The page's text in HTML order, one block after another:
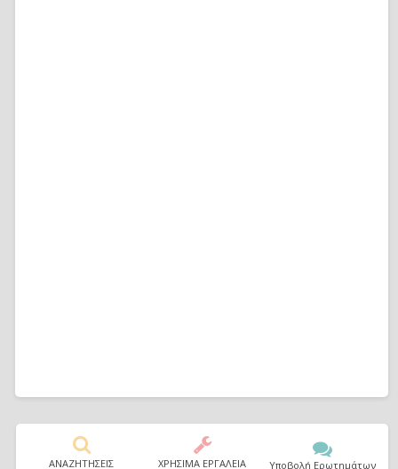
ΑΝΑΖΗΤΗΣΕΙΣ ΧΡΗΣΙΜΑ ΕΡΓΑΛΕΙΑ Υποβολή Ερωτημάτων